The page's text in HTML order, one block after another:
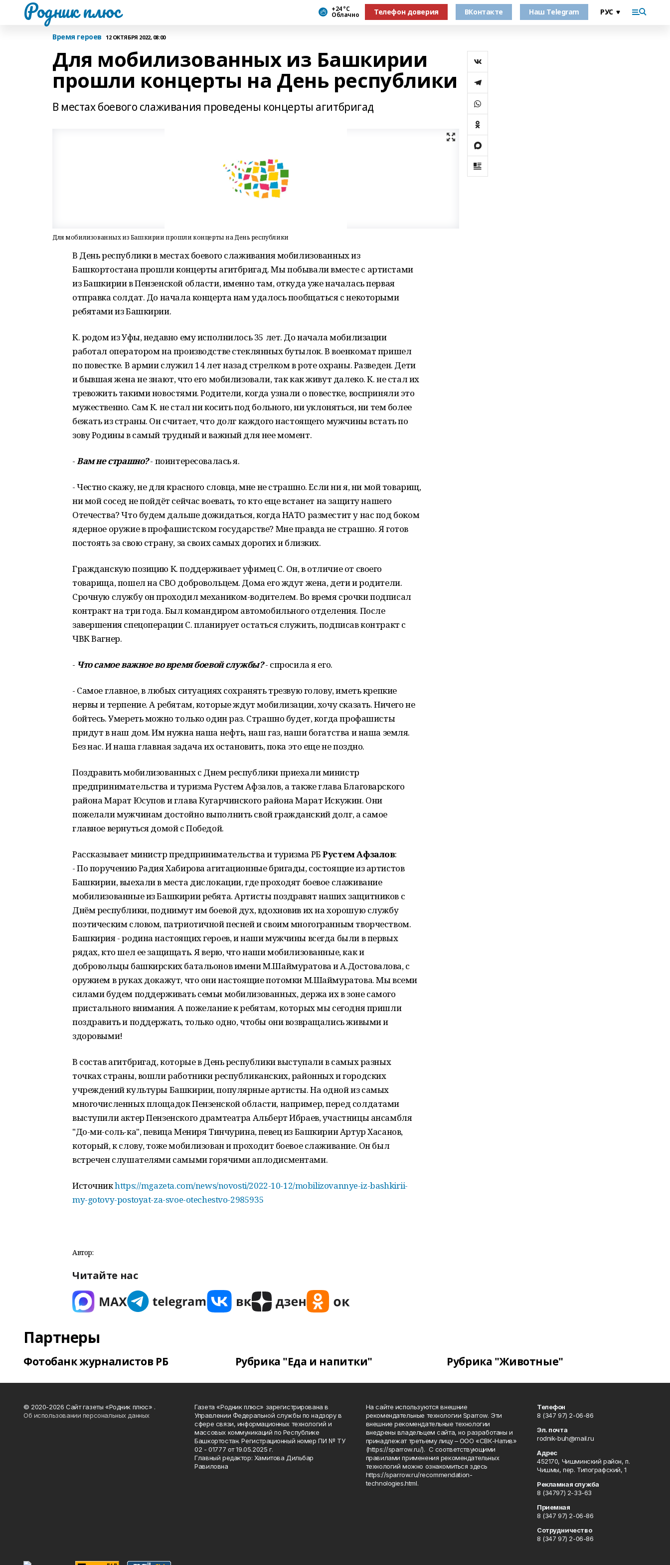
Родник плюс +24 °С
Облачно Телефон доверия ВКонтакте Наш Telegram
Время героев 12 ОКТЯБРЯ 2022, 08:00
Для мобилизованных из Башкирии
прошли концерты на День республики
В местах боевого слаживания проведены концерты агитбригад
Для мобилизованных из Башкирии прошли концерты на День республики
В День республики в местах боевого слаживания мобилизованных из
Башкортостана прошли концерты агитбригад. Мы побывали вместе с артистами
из Башкирии в Пензенской области, именно там, откуда уже началась первая
отправка солдат. До начала концерта нам удалось пообщаться с некоторыми
ребятами из Башкирии.
К. родом из Уфы, недавно ему исполнилось 35 лет. До начала мобилизации
работал оператором на производстве стеклянных бутылок. В военкомат пришел
по повестке. В армии служил 14 лет назад стрелком в роте охраны. Разведен. Дети
и бывшая жена не знают, что его мобилизовали, так как живут далеко. К. не стал их
тревожить такими новостями. Родители, когда узнали о повестке, восприняли это
мужественно. Сам К. не стал ни косить под больного, ни уклоняться, ни тем более
бежать из страны. Он считает, что долг каждого настоящего мужчины встать по
зову Родины в самый трудный и важный для нее момент.
-Вам не страшно?- поинтересовалась я.
- Честно скажу, не для красного словца, мне не страшно. Если ни я, ни мой товарищ,
ни мой сосед не пойдёт сейчас воевать, то кто еще встанет на защиту нашего
Отечества? Что будем дальше дожидаться, когда НАТО разместит у нас под боком
ядерное оружие в профашистском государстве? Мне правда не страшно. Я готов
постоять за свою страну, за своих самых дорогих и близких.
Гражданскую позицию К. поддерживает уфимец С. Он, в отличие от своего
товарища, пошел на СВО добровольцем. Дома его ждут жена, дети и родители.
Срочную службу он проходил механиком-водителем. Во время срочки подписал
контракт на три года. Был командиром автомобильного отделения. После
завершения спецоперации С. планирует остаться служить, подписав контракт с
ЧВК Вагнер.
- Что самое важное во время боевой службы?- спросила я его.
- Самое главное, в любых ситуациях сохранять трезвую голову, иметь крепкие
нервы и терпение. А ребятам, которые ждут мобилизации, хочу сказать. Ничего не
бойтесь. Умереть можно только один раз. Страшно будет, когда профашисты
придут в наш дом. Им нужна наша нефть, наш газ, наши богатства и наша земля.
Без нас. И наша главная задача их остановить, пока это еще не поздно.
Поздравить мобилизованных с Днем республики приехали министр
предпринимательства и туризма Рустем Афзалов, а также глава Благоварского
района Марат Юсупов и глава Кугарчинского района Марат Искужин. Они
пожелали мужчинам достойно выполнить свой гражданский долг, а самое
главное вернуться домой с Победой.
Рассказывает министр предпринимательства и туризма РБРустем Афзалов:
- По поручению Радия Хабирова агитационные бригады, состоящие из артистов
Башкирии, выехали в места дислокации, где проходят боевое слаживание
мобилизованные из Башкирии ребята. Артисты поздравят наших защитников с
Днём республики, поднимут им боевой дух, вдохновив их на хорошую службу
поэтическим словом, патриотичной песней и своим многогранным творчеством.
Башкирия - родина настоящих героев, и наши мужчины всегда были в первых
рядах, кто шел ее защищать. Я верю, что наши мобилизованные, как и
добровольцы башкирских батальонов имени М.Шаймуратова и А.Достовалова, с
оружием в руках докажут, что они настоящие потомки М.Шаймуратова. Мы всеми
силами будем поддерживать семьи мобилизованных, держа их в зоне самого
пристального внимания. А пожелание к ребятам, которых мы сегодня пришли
поздравить и поддержать, только одно, чтобы они возвращались живыми и
здоровыми!
В состав агитбригад, которые в День республики выступали в самых разных
точках страны, вошли работники республиканских, районных и городских
учреждений культуры Башкирии, популярные артисты. На одной из самых
многочисленных площадок Пензенской области, например, перед солдатами
выступили актер Пензенского драмтеатра Альберт Ибраев, участницы ансамбля
"До-ми-соль-ка", певица Мениря Тинчурина, певец из Башкирии Артур Хасанов,
который, к слову, тоже мобилизован и проходит боевое слаживание. Он был
встречен слушателями самыми горячими аплодисментами.
Источникhttps://mgazeta.com/news/novosti/2022-10-12/mobilizovannye-iz-bashkirii-
my-gotovy-postoyat-za-svoe-otechestvo-2985935
Автор:
Читайте нас
Партнеры
Фотобанк журналистов РБ Рубрика "Еда и напитки" Рубрика "Животные"
© 2020-2026 Сайт газеты «Родник плюс» .
Об использовании персональных данных
Газета «Родник плюс» зарегистрирована в
Управлении Федеральной службы по надзору в
сфере связи, информационных технологий и
массовых коммуникаций по Республике
Башкортостан. Регистрационный номер ПИ № ТУ
02 - 01777 от 19.05.2025 г.
Главный редактор: Хамитова Дильбар
Равиловна
На сайте используются внешние
рекомендательные технологии Sparrow. Эти
внешние рекомендательные технологии
внедрены владельцем сайта, но разработаны и
принадлежат третьему лицу – ООО «СВК-Натив»
(https://sparrow.ru/). С соответствующими
правилами применения рекомендательных
технологий можно ознакомиться здесь
https://sparrow.ru/recommendation-
technologies.html.
Телефон
8 (347 97) 2-06-86
Эл. почта
rodnik-buh@mail.ru
Адрес
452170, Чишминский район, п.
Чишмы, пер. Типографский, 1
Рекламная служба
8 (34797) 2-33-63
Приемная
8 (347 97) 2-06-86
Сотрудничество
8 (347 97) 2-06-86